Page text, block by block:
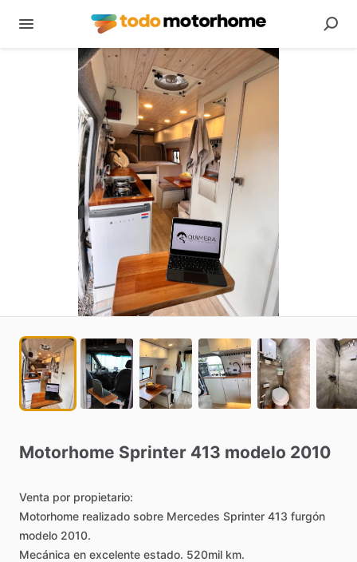
Motorhome Sprinter 413 modelo 2010
Venta por propietario:
Motorhome realizado sobre Mercedes Sprinter 413 furgón
modelo 2010.
Mecánica en excelente estado. 520mil km.